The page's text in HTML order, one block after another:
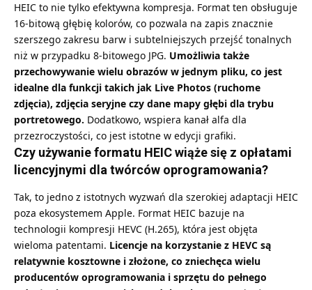
HEIC to nie tylko efektywna kompresja. Format ten obsługuje
16-bitową głębię kolorów, co pozwala na zapis znacznie
szerszego zakresu barw i subtelniejszych przejść tonalnych
niż w przypadku 8-bitowego JPG. Umożliwia także
przechowywanie wielu obrazów w jednym pliku, co jest
idealne dla funkcji takich jak Live Photos (ruchome
zdjęcia), zdjęcia seryjne czy dane mapy głębi dla trybu
portretowego. Dodatkowo, wspiera kanał alfa dla
przezroczystości, co jest istotne w edycji grafiki.
Czy używanie formatu HEIC wiąże się z opłatami
licencyjnymi dla twórców oprogramowania?
Tak, to jedno z istotnych wyzwań dla szerokiej adaptacji HEIC
poza ekosystemem Apple. Format HEIC bazuje na
technologii kompresji HEVC (H.265), która jest objęta
wieloma patentami. Licencje na korzystanie z HEVC są
relatywnie kosztowne i złożone, co zniechęca wielu
producentów oprogramowania i sprzętu do pełnego